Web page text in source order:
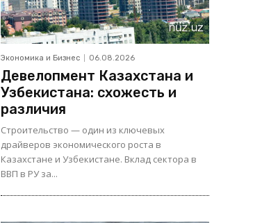
Экономика и Бизнес 06.08.2026
Девелопмент Казахстана и
Узбекистана: схожесть и
различия
Строительство — один из ключевых
драйверов экономического роста в
Казахстане и Узбекистане. Вклад сектора в
ВВП в РУ за...